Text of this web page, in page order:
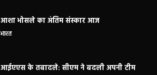
आशा भोसले का अंतिम संस्कार आज
भारत
आईएएस के तबादले: सीएम ने बदली अपनी टीम